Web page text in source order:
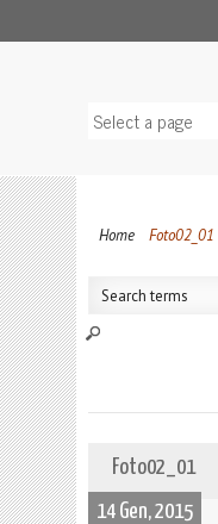
Home Foto02_01
Foto02_01
14 Gen, 2015